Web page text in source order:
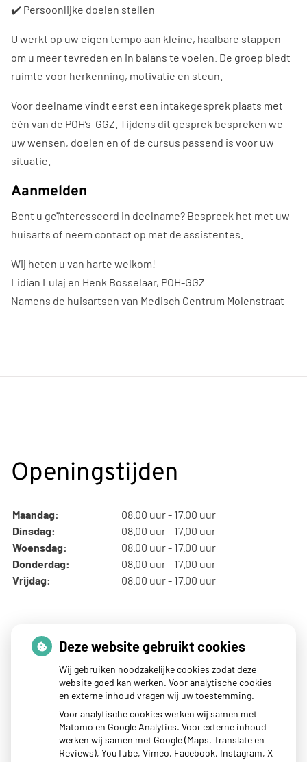
✔️ Persoonlijke doelen stellen
U werkt op uw eigen tempo aan kleine, haalbare stappen
om u meer tevreden en in balans te voelen. De groep biedt
ruimte voor herkenning, motivatie en steun.
Voor deelname vindt eerst een intakegesprek plaats met
één van de POH’s-GGZ. Tijdens dit gesprek bespreken we
uw wensen, doelen en of de cursus passend is voor uw
situatie.
Aanmelden
Bent u geïnteresseerd in deelname? Bespreek het met uw
huisarts of neem contact op met de assistentes.
Wij heten u van harte welkom!
Lidian Lulaj en Henk Bosselaar, POH-GGZ
Namens de huisartsen van Medisch Centrum Molenstraat
Openingstijden
Maandag:
08.00 uur - 17.00 uur
Dinsdag:
08.00 uur - 17.00 uur
Woensdag:
08.00 uur - 17.00 uur
Donderdag:
08.00 uur - 17.00 uur
Vrijdag:
08.00 uur - 17.00 uur
Thuisarts nieuws
Blaar op je hand of voet? Dit kun je doen
Tips als je kind last heeft van reisziekte
Sterke zon op je huid: let op
Denk je na over een borstvergroting?
Deze website gebruikt cookies
Wij gebruiken noodzakelijke cookies zodat deze
website goed kan werken. Voor analytische cookies
en externe inhoud vragen wij uw toestemming.
Voor analytische cookies werken wij samen met
Matomo en Google Analytics. Voor externe inhoud
werken wij samen met Google (Maps, Translate en
Reviews), YouTube, Vimeo, Facebook, Instagram, X